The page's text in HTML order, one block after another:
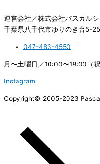
運営会社／株式会社パスカル
千葉県八千代市ゆりのき台5-
047-483-4550
月〜土曜日／10:00〜18:00（祝
Instagram
Copyright© 2005-2023